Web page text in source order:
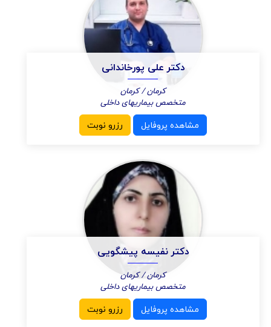
دکتر علی پورخاندانی
کرمان / کرمان
متخصص بیماریهای داخلی
مشاهده پروفایل رزرو نوبت
دکتر نفیسه پیشگویی
کرمان / کرمان
متخصص بیماریهای داخلی
مشاهده پروفایل رزرو نوبت